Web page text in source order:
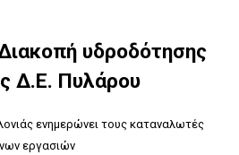
υδροδότησης
Δ.Ε. Πυλάρου
ενημερώνει τους καταναλωτές
εργασιών